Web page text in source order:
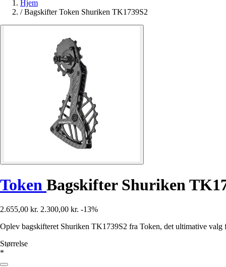
Hjem
/ Bagskifter Token Shuriken TK1739S2
Token Bagskifter Shuriken
2.655,00 kr. 2.300,00 kr. -13%
Oplev bagskifteret Shuriken TK1739S2 fra Token, det ultimative
Størrelse
*